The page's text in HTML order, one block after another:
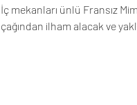
İç mekanları ünlü Fransız
çağından ilham alacak ve